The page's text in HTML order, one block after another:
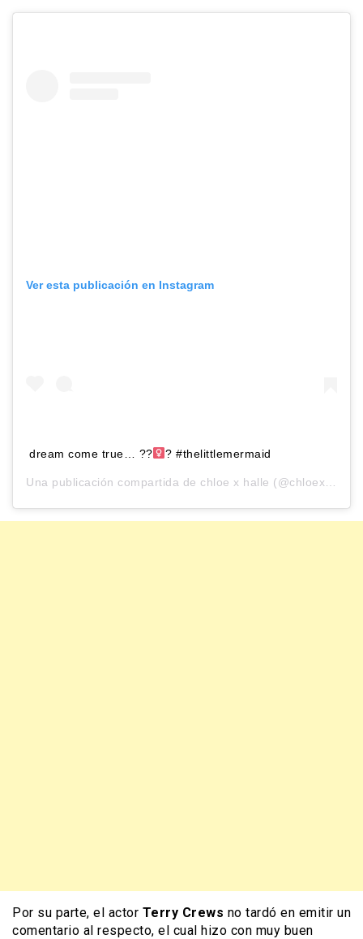
Ver esta publicación en Instagram
dream come true… ??‍ ? #thelittlemermaid
Una publicación compartida de chloe x halle (@chloexhalle) el
Por su parte, el actor Terry Crews no tardó en emitir un
comentario al respecto, el cual hizo con muy buen